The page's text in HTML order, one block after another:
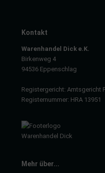
Kontakt
Warenhandel Dick e.K.
Birkenweg 4
94536 Eppenschlag
Registergericht: Amtsgericht
Registernummer: HRA 13951
Mehr über...
Glühanlage